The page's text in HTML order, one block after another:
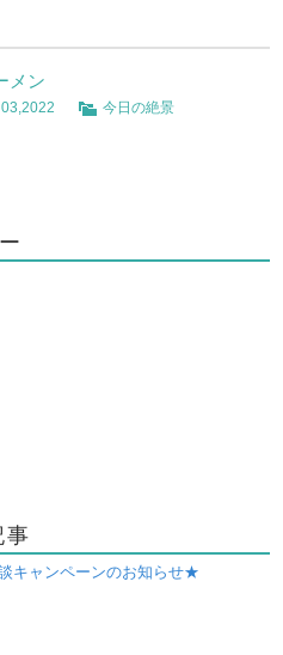
メン
今日の絶景
事
キャンペーンのお知らせ★